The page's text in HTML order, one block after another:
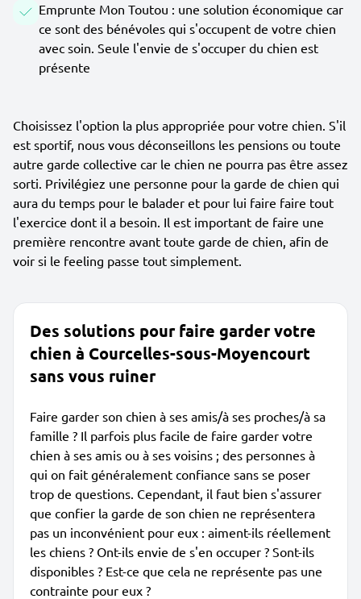
Emprunte Mon Toutou : une solution économique car
ce sont des bénévoles qui s'occupent de votre chien
avec soin. Seule l'envie de s'occuper du chien est
présente
Choisissez l'option la plus appropriée pour votre chien. S'il
est sportif, nous vous déconseillons les pensions ou toute
autre garde collective car le chien ne pourra pas être assez
sorti. Privilégiez une personne pour la garde de chien qui
aura du temps pour le balader et pour lui faire faire tout
l'exercice dont il a besoin. Il est important de faire une
première rencontre avant toute garde de chien, afin de
voir si le feeling passe tout simplement.
Des solutions pour faire garder votre
chien à Courcelles-sous-Moyencourt
sans vous ruiner
Faire garder son chien à ses amis/à ses proches/à sa
famille ? Il parfois plus facile de faire garder votre
chien à ses amis ou à ses voisins ; des personnes à
qui on fait généralement confiance sans se poser
trop de questions. Cependant, il faut bien s'assurer
que confier la garde de son chien ne représentera
pas un inconvénient pour eux : aiment-ils réellement
les chiens ? Ont-ils envie de s'en occuper ? Sont-ils
disponibles ? Est-ce que cela ne représente pas une
contrainte pour eux ?